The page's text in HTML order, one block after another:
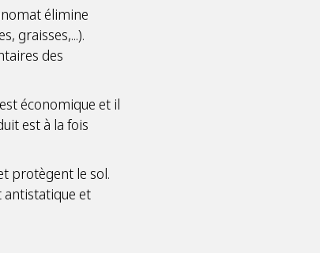
élimine
graisses,...).
des
économique et il
est à la fois
protègent le sol.
antistatique et